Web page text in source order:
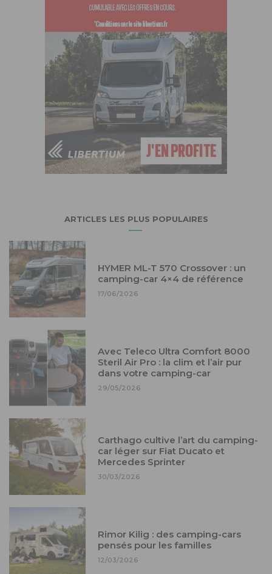
ARTICLES LES PLUS POPULAIRES
HYMER ML-T 570 Crossover : un
camping-car 4×4 de référence
17/06/2026
Avec Teleco Ultra Comfort 8000
Steril Air Pro : la clim et l’air pur
dans votre camping-car
29/05/2026
Carthago cultive l’art du camping-
car léger sur Fiat Ducato et
Mercedes Sprinter
30/03/2026
Rimor Kilig : des camping-cars
pensés pour les familles
12/03/2026